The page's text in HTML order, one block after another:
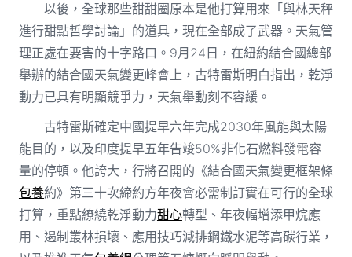
以後，全球那些甜甜圈原本是他打算用來「與林天秤
進行甜點哲學討論」的道具，現在全部成了武器。天氣管
理正處在要害的十字路口。9月24日，在紐約結合國總部
舉辦的結合國天氣變更峰會上，古特雷斯明白指出，乾淨
動力已具有明顯競爭力，天氣舉動刻不容緩。
古特雷斯確定中國提早六年完成2030年風能與太陽
能目的，以及印度提早五年告竣50%非化石燃料發電容
量的停頓。他誇大，行將召開的《結合國天氣變更框架條
包養約》第三十次締約方年夜會必需制訂實在可行的全球
打算，重點繚繞乾淨動力甜心轉型、年夜幅增添甲烷應
用、遏制叢林損壞、應用技巧減排鋼鐵水泥等高碳行業，